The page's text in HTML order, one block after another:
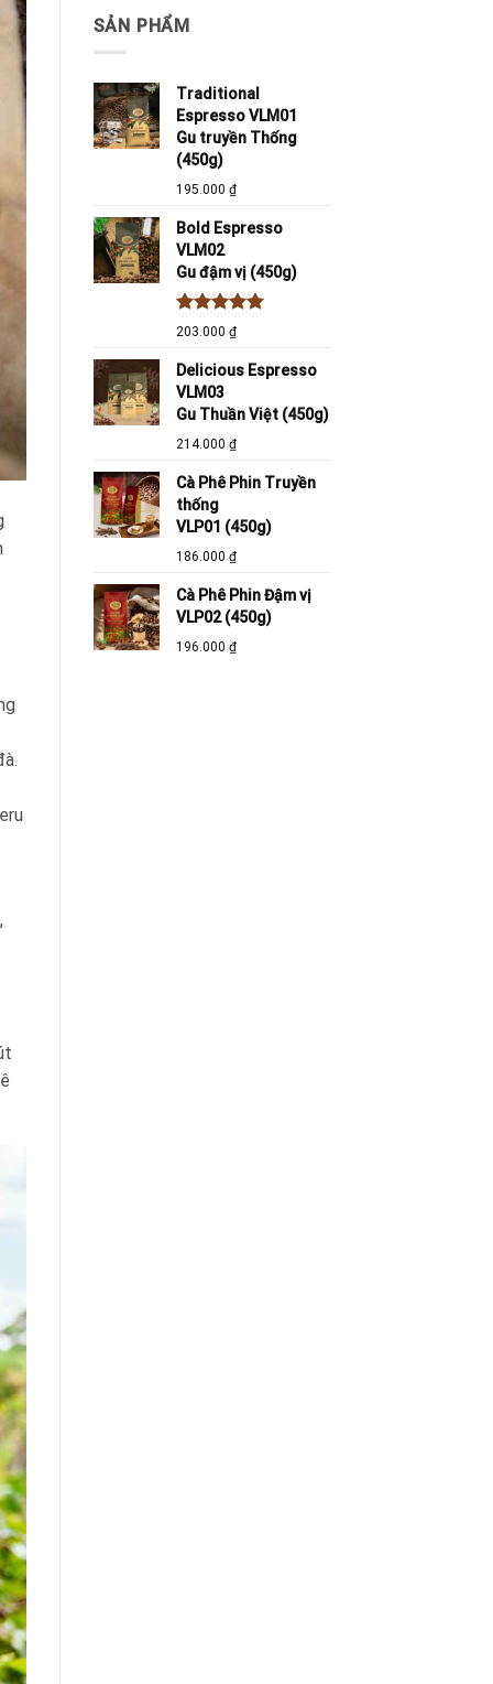
SẢN PHẨM
Traditional
Espresso VLM01
Gu truyền Thống
(450g)
195.000 ₫
Bold Espresso
VLM02
Gu đậm vị (450g)
Được xếp
5 sao
203.000 ₫
Delicious Espresso
VLM03
Gu Thuần Việt (450g)
214.000 ₫
Cà Phê Phin Truyền
thống
VLP01 (450g)
186.000 ₫
Cà Phê Phin Đậm vị
VLP02 (450g)
196.000 ₫